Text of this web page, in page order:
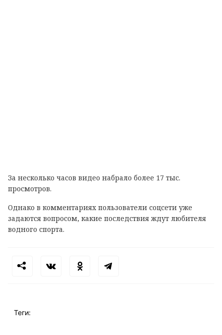
За несколько часов видео набрало более 17 тыс.
просмотров.
Однако в комментариях пользователи соцсети уже
задаются вопросом, какие последствия ждут любителя
водного спорта.
Теги: